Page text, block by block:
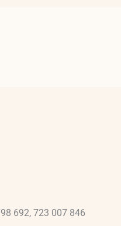
692, 723 007 846